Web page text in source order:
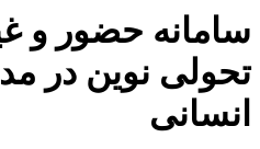
سامانه حضور و
تحولی نوین در
انسانی